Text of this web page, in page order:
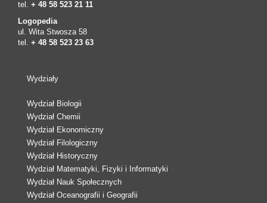
tel. + 48 58 523 21 11
Logopedia
ul. Wita Stwosza 58
tel. + 48 58 523 23 63
Wydziały
Wydział Biologii
Wydział Chemii
Wydział Ekonomiczny
Wydział Filologiczny
Wydział Historyczny
Wydział Matematyki, Fizyki i Informatyki
Wydział Nauk Społecznych
Wydział Oceanografii i Geografii